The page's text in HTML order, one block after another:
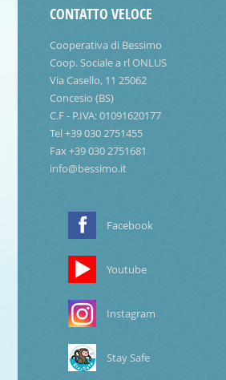
CONTATTO VELOCE
Cooperativa di Bessimo
Coop. Sociale a rl ONLUS
Via Casello, 11 25062
Concesio (BS)
C.F - P.IVA: 01091620177
Tel +39 030 2751455
Fax +39 030 2751681
info@bessimo.it
Facebook
Youtube
Instagram
Stay Safe